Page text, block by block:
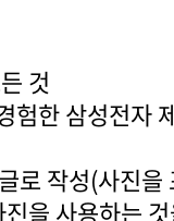
것
험한 삼성전자
로 작성(사진
을 사용하는